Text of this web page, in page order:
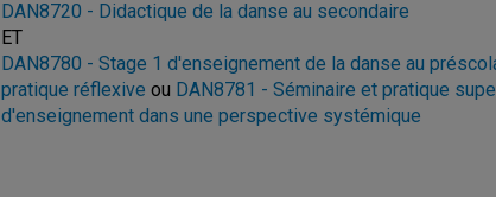
DAN8720 - Didactique de la danse au secondaire
ET
DAN8780 - Stage 1 d'enseignement de la danse au
pratique réflexive ou DAN8781 - Séminaire et pratique
d'enseignement dans une perspective systémique